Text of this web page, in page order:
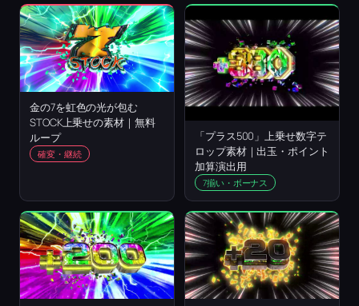
金の7を虹色の光が包む
STOCK上乗せの素材｜無料
ループ
確変・継続
「プラス500」上乗せ数字テ
ロップ素材｜出玉・ポイント
加算演出用
7揃い・ボーナス